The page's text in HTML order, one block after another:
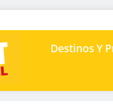
Destinos Y